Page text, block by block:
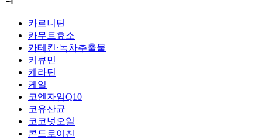
카르니틴
카무트효소
카테킨·녹차추출물
커큐민
케라틴
케일
코엔자임Q10
코유산균
코코넛오일
콘드로이친